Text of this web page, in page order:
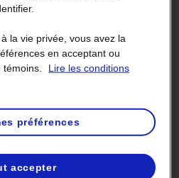
tarif Flex D
?
la vie privée, vous avez la
en acceptant ou
Lire les conditions
préférences
accepter